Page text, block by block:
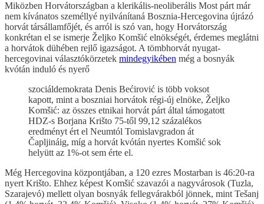
Miközben Horvátországban a klerikális-neoliberális Most párt már
nem kívánatos személlyé nyilvánítaná Bosznia-Hercegovina újrázó
horvát társállamfőjét, és arról is szó van, hogy Horvátország
konkrétan el se ismerje Željko Komšić elnökségét, érdemes meglátni
a horvátok dühében rejlő igazságot. A tömbhorvát nyugat-
hercegovinai választókörzetek mindegyikében még a bosnyák
kvótán induló és nyerő
szociáldemokrata Denis Bećirović is több voksot
kapott, mint a boszniai horvátok régi-új elnöke, Željko
Komšić: az összes etnikai horvát párt által támogatott
HDZ-s Borjana Krišto 75-től 99,12 százalékos
eredményt ért el Neumtól Tomislavgradon át
Čapljináig, míg a horvát kvótán nyertes Komšić sok
helyütt az 1%-ot sem érte el.
Még Hercegovina központjában, a 120 ezres Mostarban is 46:20-ra
nyert Krišto. Ehhez képest Komšić szavazói a nagyvárosok (Tuzla,
Szarajevó) mellett olyan bosnyák fellegvárakból jönnek, mint Tešanj